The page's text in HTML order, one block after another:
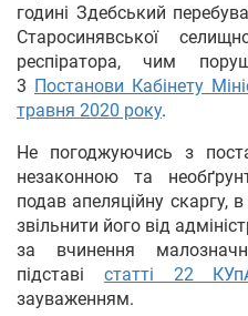
годині Здебський
Старосинявської
респіратора, чим
3 Постанови Кабінету
травня 2020 року.
Не погоджуючись з
незаконною та
подав апеляційну скаргу,
звільнити його від
за вчинення
підставі статті 22
зауваженням.